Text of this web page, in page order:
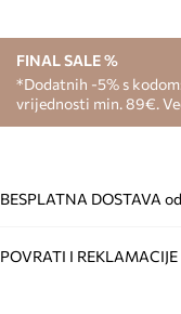
FINAL SALE %
*Dodatnih -5% s
vrijednosti min. 89€.
BESPLATNA DOSTAVA od
POVRATI I REKLAMACIJE